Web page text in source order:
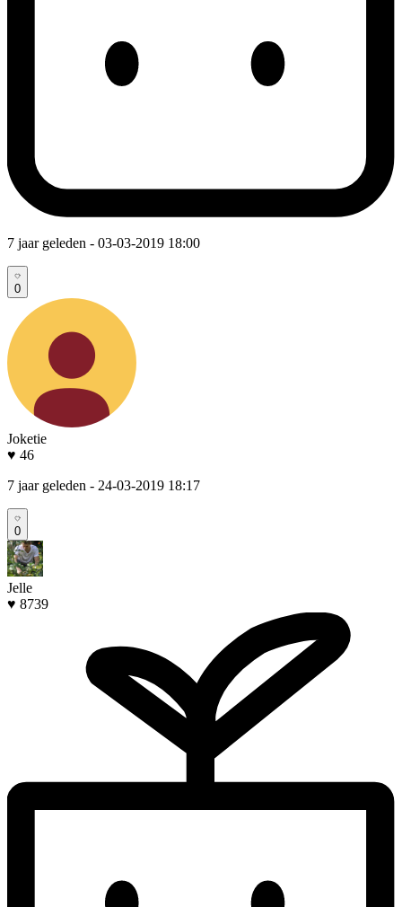
7 jaar geleden - 03-03-2019 18:00
0
Joketie
♥ 46
7 jaar geleden - 24-03-2019 18:17
0
Jelle
♥ 8739